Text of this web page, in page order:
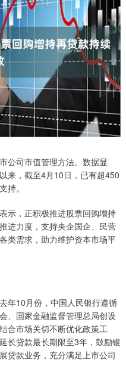
司市值管理方法。数据显
来，截至4月10日，已有超450
持。
，正积极推进股票回购增持
进力度，支持央企国企、民营
类需求，助力维护资本市场平
10月份，中国人民银行遵循
、国家金融监督管理总局创设
合市场关切不断优化政策工
长贷款最长期限至3年，鼓励银
贷款业务，充分满足上市公司